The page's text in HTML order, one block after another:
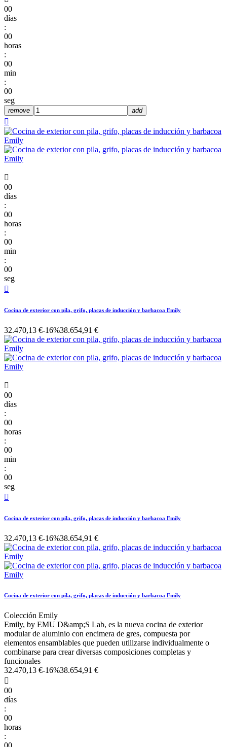
00
días
:
00
horas
:
00
min
:
00
seg
remove add


00
días
:
00
horas
:
00
min
:
00
seg

Cocina de exterior con pila, grifo, placas de inducción y barbacoa Emily
32.470,13 €-16%38.654,91 €

00
días
:
00
horas
:
00
min
:
00
seg

Cocina de exterior con pila, grifo, placas de inducción y barbacoa Emily
32.470,13 €-16%38.654,91 €
Cocina de exterior con pila, grifo, placas de inducción y barbacoa Emily
Colección Emily
Emily, by EMU D&amp;S Lab, es la nueva cocina de exterior
modular de aluminio con encimera de gres, compuesta por
elementos ensamblables que pueden utilizarse individualmente o
combinarse para crear diversas composiciones completas y
funcionales
32.470,13 €-16%38.654,91 €

00
días
:
00
horas
:
00